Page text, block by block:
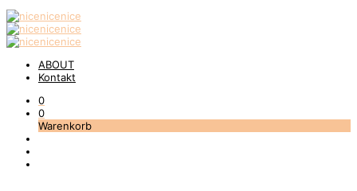
ABOUT
Kontakt
0
0
Warenkorb